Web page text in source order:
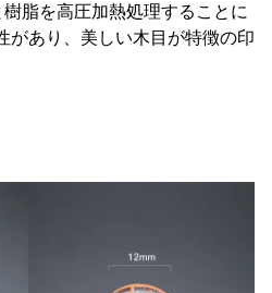
脂を高圧加熱処理することに
があり、美しい木目が特徴の印